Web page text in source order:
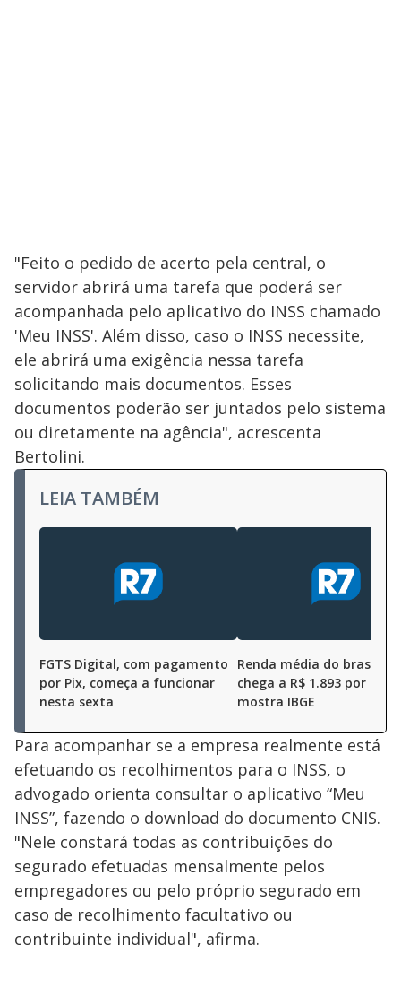
"Feito o pedido de acerto pela central, o
servidor abrirá uma tarefa que poderá ser
acompanhada pelo aplicativo do INSS chamado
'Meu INSS'. Além disso, caso o INSS necessite,
ele abrirá uma exigência nessa tarefa
solicitando mais documentos. Esses
documentos poderão ser juntados pelo sistema
ou diretamente na agência", acrescenta
Bertolini.
LEIA TAMBÉM
FGTS Digital, com pagamento
por Pix, começa a funcionar
nesta sexta
Renda média do brasileiro
chega a R$ 1.893 por
mostra IBGE
Para acompanhar se a empresa realmente está
efetuando os recolhimentos para o INSS, o
advogado orienta consultar o aplicativo “Meu
INSS”, fazendo o download do documento CNIS.
"Nele constará todas as contribuições do
segurado efetuadas mensalmente pelos
empregadores ou pelo próprio segurado em
caso de recolhimento facultativo ou
contribuinte individual", afirma.